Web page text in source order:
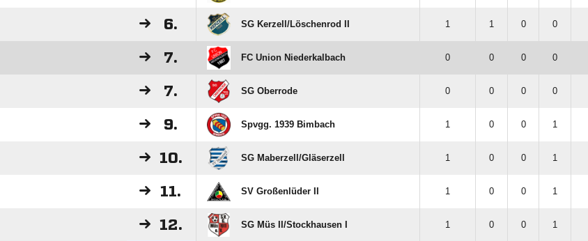
6. SG Kerzell/​Löschenrod II 1 1 0 0
7. FC Union Niederkalbach 0 0 0 0
7. SG Oberrode 0 0 0 0
9. Spvgg. 1939 Bimbach 1 0 0 1
10. SG Maberzell/​Gläserzell 1 0 0 1
11. SV Großenlüder II 1 0 0 1
12. SG Müs II/​Stockhausen I 1 0 0 1